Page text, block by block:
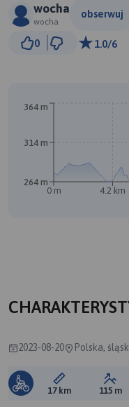
wocha
wocha
obserwuj
0 1.0/6
0 m 4.2 km
264 m
314 m
364 m
2023-08-20 Polska,
Długość trasy:
17 km 115 m